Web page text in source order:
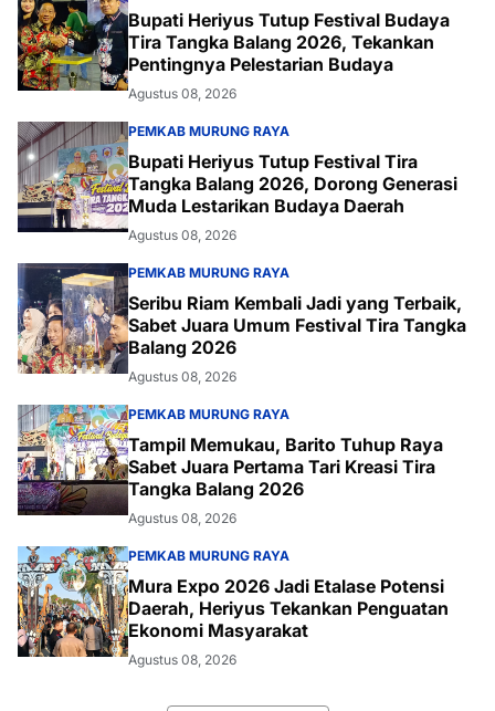
Bupati Heriyus Tutup Festival Budaya
Tira Tangka Balang 2026, Tekankan
Pentingnya Pelestarian Budaya
Agustus 08, 2026
PEMKAB MURUNG RAYA
Bupati Heriyus Tutup Festival Tira
Tangka Balang 2026, Dorong Generasi
Muda Lestarikan Budaya Daerah
Agustus 08, 2026
PEMKAB MURUNG RAYA
Seribu Riam Kembali Jadi yang Terbaik,
Sabet Juara Umum Festival Tira Tangka
Balang 2026
Agustus 08, 2026
PEMKAB MURUNG RAYA
Tampil Memukau, Barito Tuhup Raya
Sabet Juara Pertama Tari Kreasi Tira
Tangka Balang 2026
Agustus 08, 2026
PEMKAB MURUNG RAYA
Mura Expo 2026 Jadi Etalase Potensi
Daerah, Heriyus Tekankan Penguatan
Ekonomi Masyarakat
Agustus 08, 2026